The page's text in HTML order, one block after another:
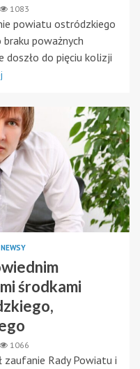
1083
powiatu ostródzkiego
poważnych
doszło do pięciu kolizji
NEWSY
środkami
1066
zaufanie Rady Powiatu i